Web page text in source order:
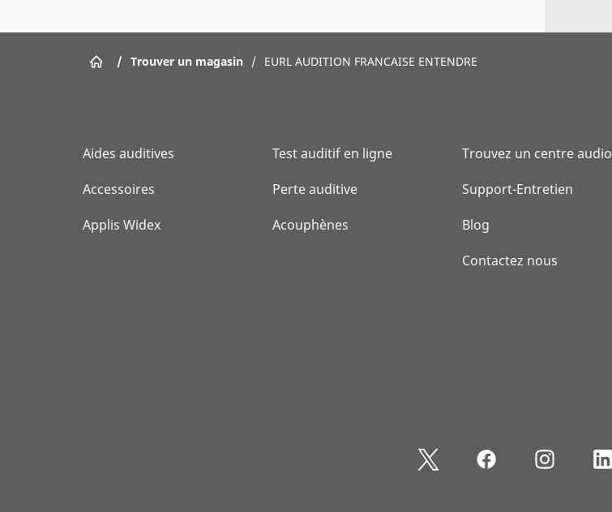
/ Trouver un magasin / EURL AUDITION FRANCAISE ENTENDRE
Aides auditives
Accessoires
Applis Widex
Test auditif en ligne
Perte auditive
Acouphènes
Trouvez un centre audio
Support-Entretien
Blog
Contactez nous